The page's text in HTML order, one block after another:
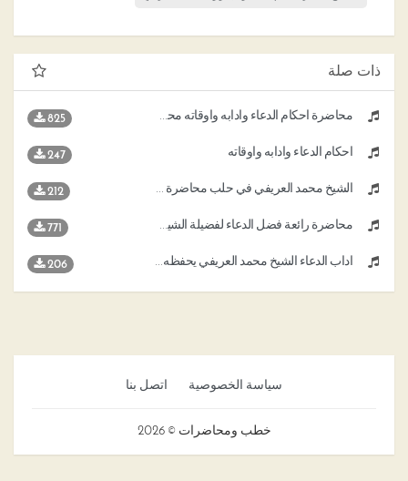
ذات صلة
محاضرة أحكام الدعاء وأدابه وأوقاته محمد العريفي 825
أحكام الدعاء وأدابه وأوقاته 247
الشيخ محمد العريفي في حلب محاضرة الدعاء 212
محاضرة رائعة فضل الدعاء لفضيلة الشيخ محمد العريفي 771
آداب الدعاء الشيخ محمد العريفي يحفظه الله 206
سياسة الخصوصية اتصل بنا
خطب ومحاضرات © 2026